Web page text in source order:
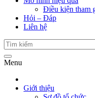
Điều kiện tham
Hỏi – Đáp
Liên hệ
Menu
Giới thiệu